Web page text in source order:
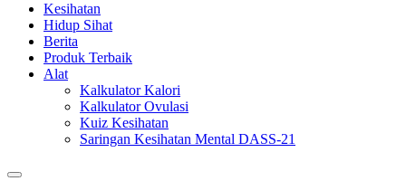
Kesihatan
Hidup Sihat
Berita
Produk Terbaik
Alat
Kalkulator Kalori
Kalkulator Ovulasi
Kuiz Kesihatan
Saringan Kesihatan Mental DASS-21